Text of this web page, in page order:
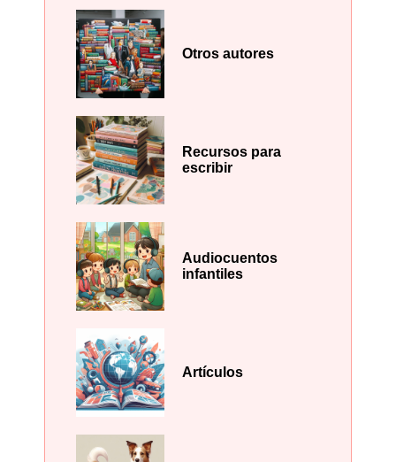
Otros autores
Recursos para
escribir
Audiocuentos
infantiles
Artículos